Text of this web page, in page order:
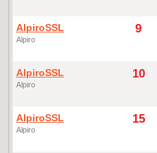
AlpiroSSL
Alpiro
9
AlpiroSSL
Alpiro
10
AlpiroSSL
Alpiro
15